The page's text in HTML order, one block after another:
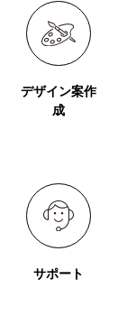
デザイン案作
成
サポート